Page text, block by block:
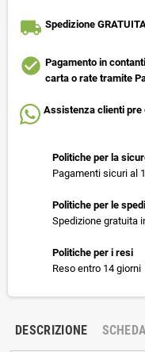
local_shipping Spedizione
check_circle Pagamento in
carta o rate tramite
Assistenza clienti pre
Politiche per la
Pagamenti sicuri al
Politiche per le
Spedizione gratuita
Politiche per i resi
Reso entro 14 giorni
DESCRIZIONE